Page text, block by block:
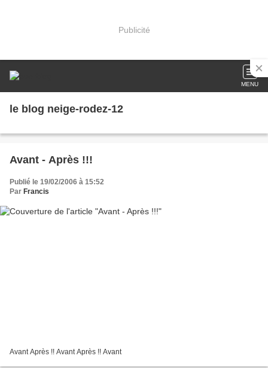
Publicité
MENU
le blog neige-rodez-12
Avant - Après !!!
Publié le 19/02/2006 à 15:52
Par Francis
Avant Après !! Avant Après !! Avant